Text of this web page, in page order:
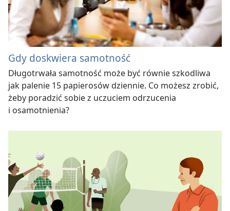
Gdy doskwiera samotność
Długotrwała samotność może być równie szkodliwa
jak palenie 15 papierosów dziennie. Co możesz zrobić,
żeby poradzić sobie z uczuciem odrzucenia
i osamotnienia?